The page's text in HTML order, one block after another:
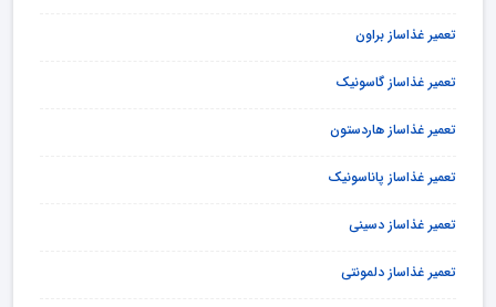
تعمیر غذاساز براون
تعمیر غذاساز گاسونیک
تعمیر غذاساز هاردستون
تعمیر غذاساز پاناسونیک
تعمیر غذاساز دسینی
تعمیر غذاساز دلمونتی